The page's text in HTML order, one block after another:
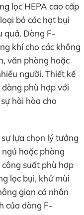
lọc HEPA cao cấp
bỏ các hạt bụi
quả. Dòng F-
khí cho các không
văn phòng hoặc
người. Thiết kế
phù hợp với
hài hòa cho
lựa chọn lý tưởng
hoặc phòng
suất phù hợp
lọc bụi, khử mùi
gian cá nhân
của dòng F-